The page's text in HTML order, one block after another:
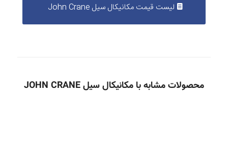
لیست قیمت مکانیکال سیل John Crane
محصولات مشابه با مکانیکال سیل JOHN CRANE